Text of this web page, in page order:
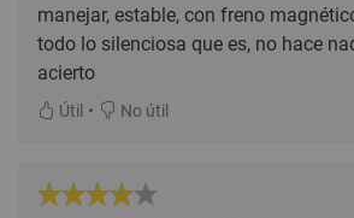
manejar, estable, con freno
todo lo silenciosa que es, no hace
acierto
Útil • No útil